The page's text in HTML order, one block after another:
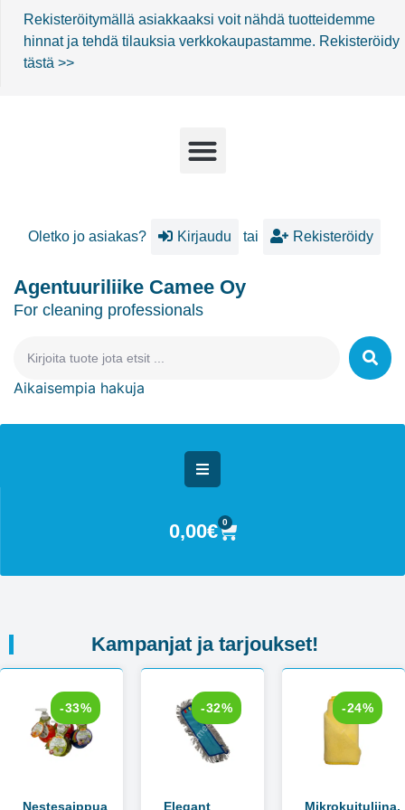
Rekisteröitymällä asiakkaaksi voit nähdä tuotteidemme
hinnat ja tehdä tilauksia verkkokaupastamme. Rekisteröidy
tästä >>
Oletko jo asiakas? Kirjaudu tai Rekisteröidy
Agentuuriliike Camee Oy
For cleaning professionals
Aikaisempia hakuja
0,00€ 0
Kampanjat ja tarjoukset!
-33%
Nestesaippua
-32%
Elegant
-24%
Mikrokuituliina,